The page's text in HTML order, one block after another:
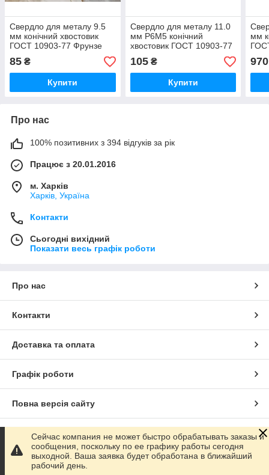
Свердло для металу 9.5
мм конічний хвостовик
ГОСТ 10903-77 Фрунзе
85 ₴
Купити
Свердло для металу 11.0
мм Р6М5 конічний
хвостовик ГОСТ 10903-77
Фрунзе
105₴
Купити
мм
970
Про нас
100% позитивних з 394 відгуків за рік
Працює з 20.01.2016
м. Харків
Харків, Україна
Контакти
Сьогодні вихідний
Показати весь графік роботи
Про нас
Контакти
Доставка та оплата
Графік роботи
Повна версія сайту
Сайт створено на маркетплейсі Prom.ua
Політика конфіденційності
Сейчас компания не может быстро обрабатывать заказы и
сообщения, поскольку по ее графику работы сегодня
выходной. Ваша заявка будет обработана в ближайший
рабочий день.